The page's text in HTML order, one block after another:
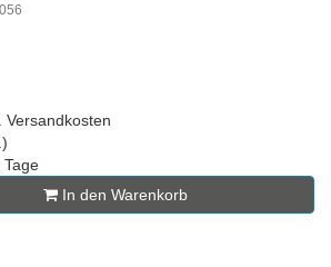
Versandkosten
In den Warenkorb